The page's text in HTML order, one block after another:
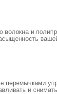
и
перемычками
и